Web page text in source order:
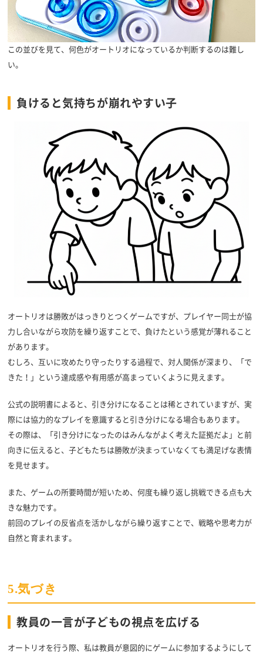
この並びを見て、何色がオートリオになっているか判断するのは難し
い。
負けると気持ちが崩れやすい子
オートリオは勝敗がはっきりとつくゲームですが、プレイヤー同士が協
力し合いながら攻防を繰り返すことで、負けたという感覚が薄れること
があります。
むしろ、互いに攻めたり守ったりする過程で、対人関係が深まり、「で
きた！」という達成感や有用感が高まっていくように見えます。
公式の説明書によると、引き分けになることは稀とされていますが、実
際には協力的なプレイを意識すると引き分けになる場合もあります。
その際は、「引き分けになったのはみんながよく考えた証拠だよ」と前
向きに伝えると、子どもたちは勝敗が決まっていなくても満足げな表情
を見せます。
また、ゲームの所要時間が短いため、何度も繰り返し挑戦できる点も大
きな魅力です。
前回のプレイの反省点を活かしながら繰り返すことで、戦略や思考力が
自然と育まれます。
5.気づき
教員の一言が子どもの視点を広げる
オートリオを行う際、私は教員が意図的にゲームに参加するようにして